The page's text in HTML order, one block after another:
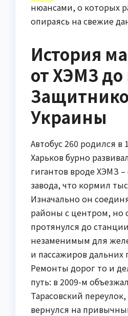
нюансами, о которых
опираясь на свежие
История
от ХЭМЗ до
Украины
Автобус 260 родился в
Харьков бурно
гигантов вроде ХЭМЗ
завода, что кормил
Изначально он
районы с центром, но
протянулся до
незаменимым для
и пассажиров дальних
Ремонты дорог то и
путь: в 2009-м
Тарасовский
вернулся на